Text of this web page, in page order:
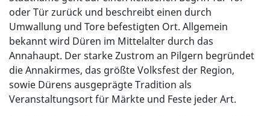
oder Tür zurück und beschreibt einen durch
Umwallung und Tore befestigten Ort. Allgemein
bekannt wird Düren im Mittelalter durch das
Annahaupt. Der starke Zustrom an Pilgern begründet
die Annakirmes, das größte Volksfest der Region,
sowie Dürens ausgeprägte Tradition als
Veranstaltungsort für Märkte und Feste jeder Art.